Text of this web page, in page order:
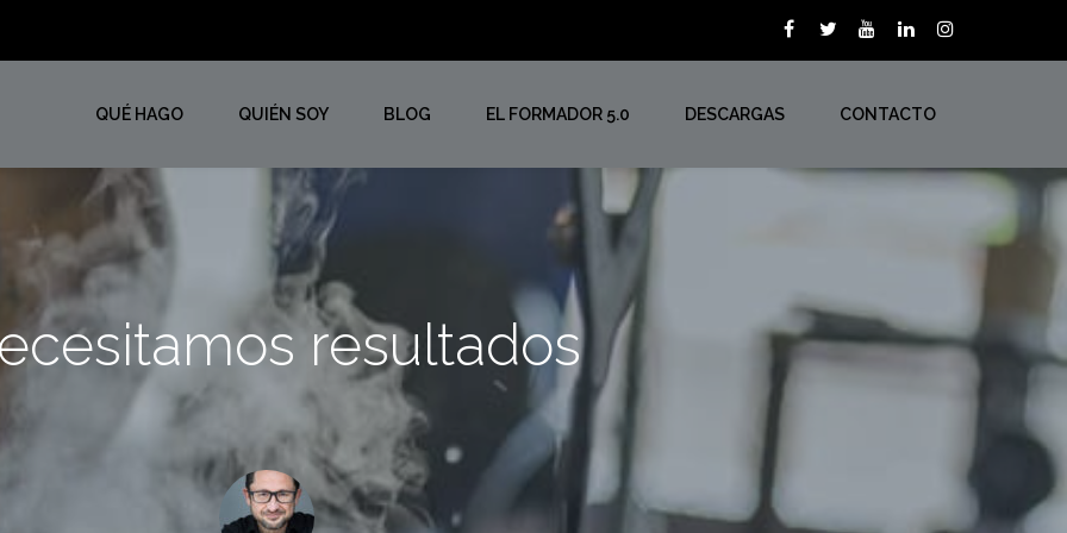
QUÉ HAGO QUIÉN SOY BLOG EL FORMADOR 5.0 DESCARGAS CONTACTO
resultados